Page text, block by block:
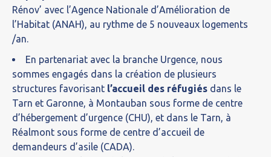
Rénov’ avec l’Agence Nationale d’Amélioration de
l’Habitat (ANAH), au rythme de 5 nouveaux logements
/an.
En partenariat avec la branche Urgence, nous
sommes engagés dans la création de plusieurs
structures favorisant l’accueil des réfugiés dans le
Tarn et Garonne, à Montauban sous forme de centre
d’hébergement d’urgence (CHU), et dans le Tarn, à
Réalmont sous forme de centre d’accueil de
demandeurs d’asile (CADA).